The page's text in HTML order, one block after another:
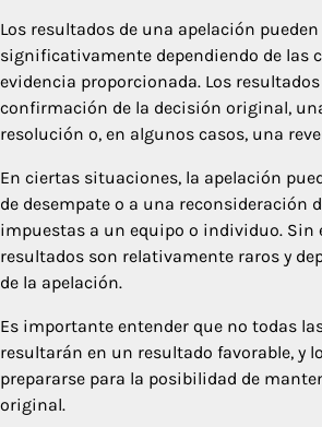
Los resultados de una apelación
significativamente dependiendo de las
evidencia proporcionada. Los
confirmación de la decisión original,
resolución o, en algunos casos, una
En ciertas situaciones, la apelación
de desempate o a una reconsideración
impuestas a un equipo o individuo. Sin
resultados son relativamente raros y
de la apelación.
Es importante entender que no todas
resultarán en un resultado favorable, y
prepararse para la posibilidad de
original.